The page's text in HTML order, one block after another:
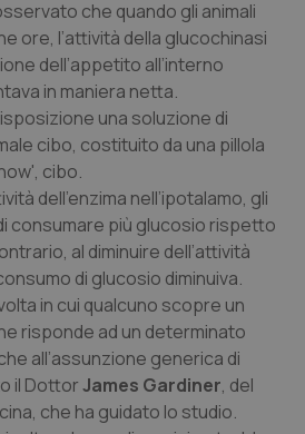
& Rettocolite Ulcerosa
patologie neurodegenerative
che quando gli animali
ore, l’attività della glucochinasi
dell’appetito all’interno
in maniera netta.
una soluzione di
cibo, costituito da una pillola
cibo.
dell’enzima nell’ipotalamo, gli
consumare più glucosio rispetto
al diminuire dell’attività
di glucosio diminuiva.
in cui qualcuno scopre un
risponde ad un determinato
all’assunzione generica di
il DottorJames Gardiner, del
che ha guidato lo studio.